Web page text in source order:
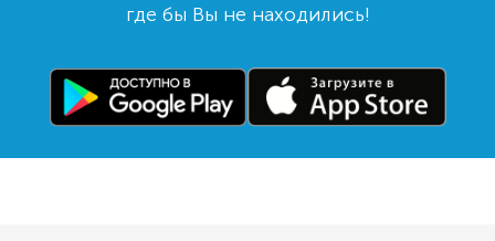
где бы Вы не находились!